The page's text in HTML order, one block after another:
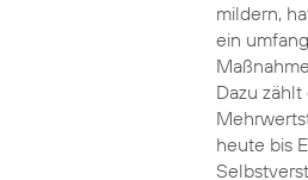
mildern,
ein
Dazu
heute bis